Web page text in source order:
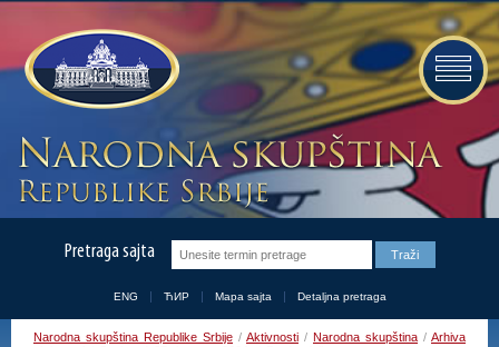
Pretraga sajta
ENG ЋИР Mapa sajta Detaljna pretraga
Narodna skupština Republike Srbije / Aktivnosti / Narodna skupština / Arhiva